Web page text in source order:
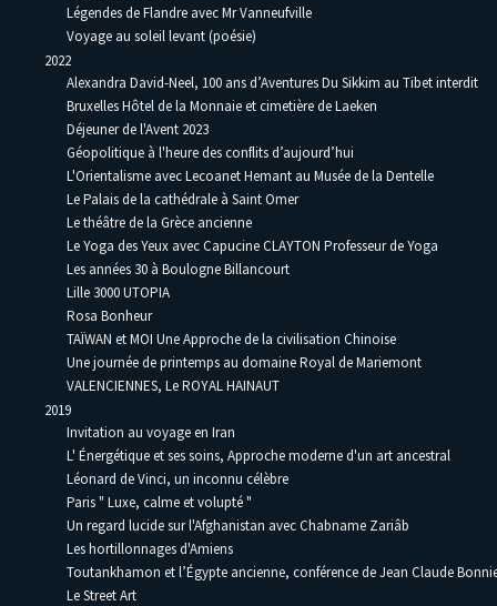
Légendes de Flandre avec Mr Vanneufville
Voyage au soleil levant (poésie)
2022
Alexandra David-Neel, 100 ans d’Aventures Du Sikkim au Tibet interdit
Bruxelles Hôtel de la Monnaie et cimetière de Laeken
Déjeuner de l'Avent 2023
Géopolitique à l'heure des conflits d’aujourd’hui
L'Orientalisme avec Lecoanet Hemant au Musée de la Dentelle
Le Palais de la cathédrale à Saint Omer
Le théâtre de la Grèce ancienne
Le Yoga des Yeux avec Capucine CLAYTON Professeur de Yoga
Les années 30 à Boulogne Billancourt
Lille 3000 UTOPIA
Rosa Bonheur
TAÏWAN et MOI Une Approche de la civilisation Chinoise
Une journée de printemps au domaine Royal de Mariemont
VALENCIENNES, Le ROYAL HAINAUT
2019
Invitation au voyage en Iran
L' Énergétique et ses soins, Approche moderne d'un art ancestral
Léonard de Vinci, un inconnu célèbre
Paris " Luxe, calme et volupté "
Un regard lucide sur l'Afghanistan avec Chabname Zariâb
Les hortillonnages d'Amiens
Toutankhamon et l’Égypte ancienne, conférence de Jean Claude
Le Street Art